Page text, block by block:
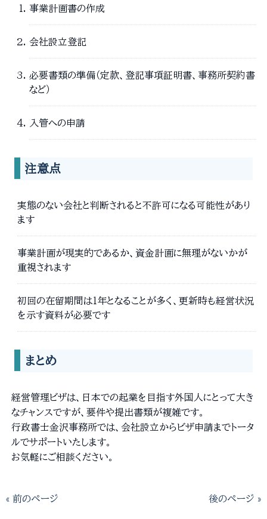
事業計画書の作成
会社設立登記
必要書類の準備（定款、登記事項証明書、事務所契約書
など）
入管への申請
注意点
実態のない会社と判断されると不許可になる可能性があり
ます
事業計画が現実的であるか、資金計画に無理がないかが
重視されます
初回の在留期間は1年となることが多く、更新時も経営状況
を示す資料が必要です
まとめ
経営管理ビザは、日本での起業を目指す外国人にとって大き
なチャンスですが、要件や提出書類が複雑です。
行政書士金沢事務所では、会社設立からビザ申請までトータ
ルでサポートいたします。
お気軽にご相談ください。
« 前のページ 後のページ »